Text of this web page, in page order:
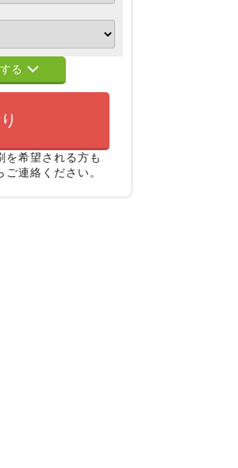
る
を希望される方も
ご連絡ください。